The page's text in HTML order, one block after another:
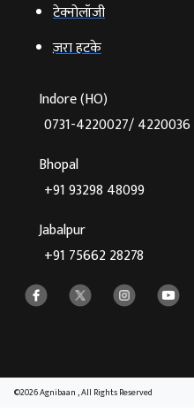
टेक्‍नोलॉजी
ज़रा हटके
Indore (HO)
0731-4220027/ 4220036
Bhopal
+91 93298 48099
Jabalpur
+91 75662 28278
©2026 Agnibaan , All Rights Reserved